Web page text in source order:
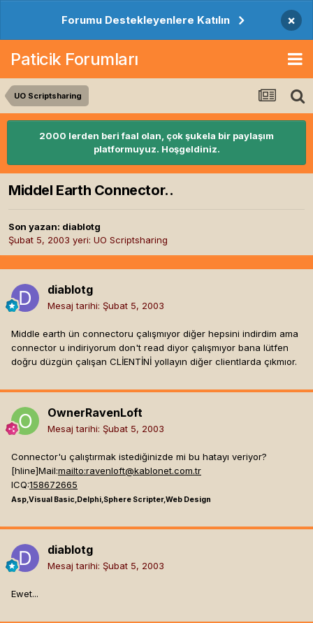
Forumu Destekleyenlere Katılın ×
Paticik Forumları
UO Scriptsharing
2000 lerden beri faal olan, çok şukela bir paylaşım
platformuyuz. Hoşgeldiniz.
Middel Earth Connector..
Son yazan: diablotg
Şubat 5, 2003 yeri: UO Scriptsharing
diablotg
Mesaj tarihi: Şubat 5, 2003
Middle earth ün connectoru çalışmıyor diğer hepsini indirdim ama
connector u indiriyorum don't read diyor çalışmıyor bana lütfen
doğru düzgün çalışan CLİENTİNİ yollayın diğer clientlarda çıkmıor.
OwnerRavenLoft
Mesaj tarihi: Şubat 5, 2003
Connector'u çalıştırmak istediğinizde mi bu hatayı veriyor?
[hline]Mail:mailto:ravenloft@kablonet.com.tr
ICQ:158672665
Asp,Visual Basic,Delphi,Sphere Scripter,Web Design
diablotg
Mesaj tarihi: Şubat 5, 2003
Ewet...